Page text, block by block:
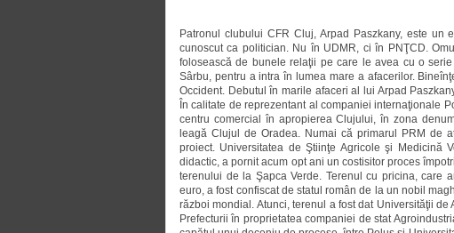
Patronul clubului CFR Cluj, Arpad Paszkany, este un
cunoscut ca politician. Nu în UDMR, ci în PNŢCD.
folosească de bunele relaţii pe care le avea cu o
Sârbu, pentru a intra în lumea mare a afacerilor.
Occident. Debutul în marile afaceri al lui Arpad
În calitate de reprezentant al companiei internaţionale
centru comercial în apropierea Clujului, în zona
leagă Clujul de Oradea. Numai că primarul PRM de
proiect. Universitatea de Ştiinţe Agricole şi Medicină
didactic, a pornit acum opt ani un costisitor proces
terenului de la Şapca Verde. Terenul cu pricina, care
euro, a fost confiscat de statul român de la un nobil
război mondial. Atunci, terenul a fost dat Universităţii
Prefecturii în proprietatea companiei de stat